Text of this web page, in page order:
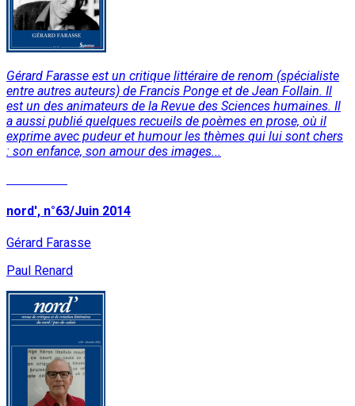
Gérard Farasse est un critique littéraire de renom (spécialiste
entre autres auteurs) de Francis Ponge et de Jean Follain. Il
est un des animateurs de la Revue des Sciences humaines. Il
a aussi publié quelques recueils de poèmes en prose, où il
exprime avec pudeur et humour les thèmes qui lui sont chers
: son enfance, son amour des images...
nord', n°63/Juin 2014
Gérard Farasse
Paul Renard